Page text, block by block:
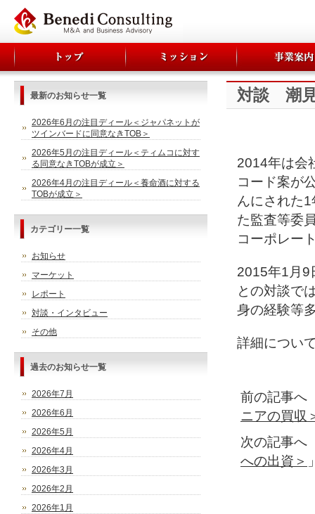
対談 潮
2014年は会
コード案が
んにされた
た監査等委
コーポレー
2015年1月9
との対談で
身の経験等
詳細につい
前の記事
ニアの買収
次の記事
への出資＞
最新のお知らせ一覧
2026年6月の注目ディール＜ジャパネットが
ツインバードに同意なきTOB＞
2026年5月の注目ディール＜ティムコに対す
る同意なきTOBが成立＞
2026年4月の注目ディール＜養命酒に対する
TOBが成立＞
カテゴリー一覧
お知らせ
マーケット
レポート
対談・インタビュー
その他
過去のお知らせ一覧
2026年7月
2026年6月
2026年5月
2026年4月
2026年3月
2026年2月
2026年1月